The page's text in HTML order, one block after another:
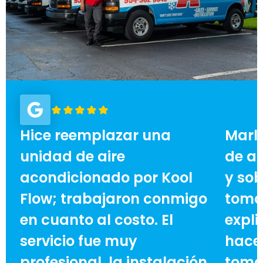
Hice reemplazar una
unidad de aire
acondicionado por Kool
Flow; trabajaron conmigo
en cuanto al costo. El
servicio fue muy
de
y